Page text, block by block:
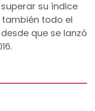
su índice
todo el
que se lanzó